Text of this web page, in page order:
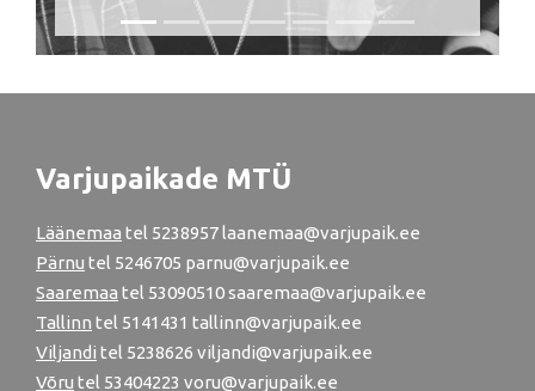
Varjupaikade MTÜ
Läänemaa tel 5238957 laanemaa@varjupaik.ee
Pärnu tel 5246705 parnu@varjupaik.ee
Saaremaa tel 53090510 saaremaa@varjupaik.ee
Tallinn tel 5141431 tallinn@varjupaik.ee
Viljandi tel 5238626 viljandi@varjupaik.ee
Võru tel 53404223 voru@varjupaik.ee